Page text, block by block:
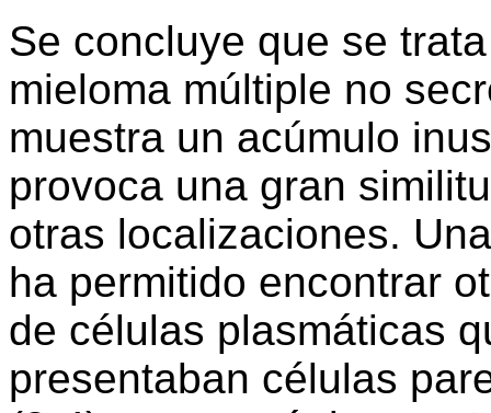
Se concluye que se
mieloma múltiple no
muestra un acúmulo
provoca una gran
otras localizaciones.
ha permitido encontrar
de células plasmáticas
presentaban células